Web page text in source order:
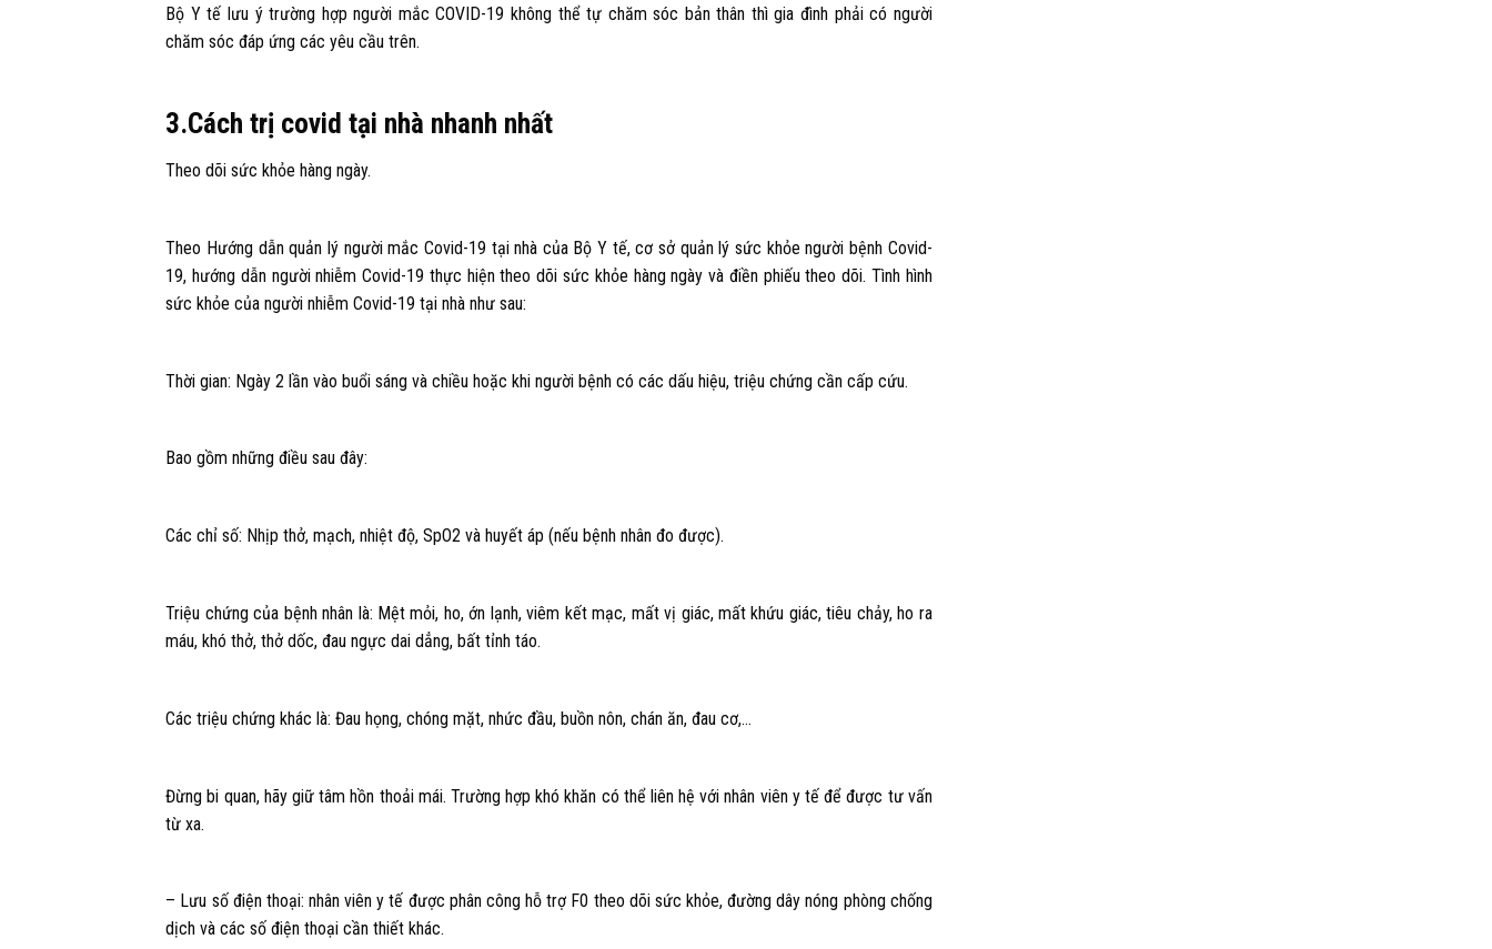
Bộ Y tế lưu ý trường hợp người mắc COVID-19 không thể tự chăm sóc bản thân thì gia đình phải có người
chăm sóc đáp ứng các yêu cầu trên.
3.Cách trị covid tại nhà nhanh nhất
Theo dõi sức khỏe hàng ngày.
Theo Hướng dẫn quản lý người mắc Covid-19 tại nhà của Bộ Y tế, cơ sở quản lý sức khỏe người bệnh Covid-
19, hướng dẫn người nhiễm Covid-19 thực hiện theo dõi sức khỏe hàng ngày và điền phiếu theo dõi. Tình hình
sức khỏe của người nhiễm Covid-19 tại nhà như sau:
Thời gian: Ngày 2 lần vào buổi sáng và chiều hoặc khi người bệnh có các dấu hiệu, triệu chứng cần cấp cứu.
Bao gồm những điều sau đây:
Các chỉ số: Nhịp thở, mạch, nhiệt độ, SpO2 và huyết áp (nếu bệnh nhân đo được).
Triệu chứng của bệnh nhân là: Mệt mỏi, ho, ớn lạnh, viêm kết mạc, mất vị giác, mất khứu giác, tiêu chảy, ho ra
máu, khó thở, thở dốc, đau ngực dai dẳng, bất tỉnh táo.
Các triệu chứng khác là: Đau họng, chóng mặt, nhức đầu, buồn nôn, chán ăn, đau cơ,…
Đừng bi quan, hãy giữ tâm hồn thoải mái. Trường hợp khó khăn có thể liên hệ với nhân viên y tế để được tư vấn
từ xa.
– Lưu số điện thoại: nhân viên y tế được phân công hỗ trợ F0 theo dõi sức khỏe, đường dây nóng phòng chống
dịch và các số điện thoại cần thiết khác.